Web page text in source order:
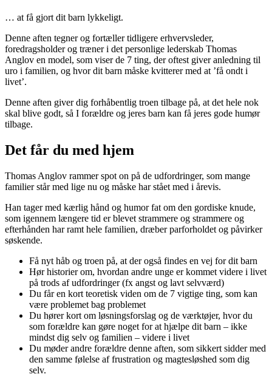
… at få gjort dit barn lykkeligt.
Denne aften tegner og fortæller tidligere erhvervsleder,
foredragsholder og træner i det personlige lederskab Thomas
Anglov en model, som viser de 7 ting, der oftest giver anledning til
uro i familien, og hvor dit barn måske kvitterer med at ’få ondt i
livet’.
Denne aften giver dig forhåbentlig troen tilbage på, at det hele nok
skal blive godt, så I forældre og jeres barn kan få jeres gode humør
tilbage.
Det får du med hjem
Thomas Anglov rammer spot on på de udfordringer, som mange
familier står med lige nu og måske har stået med i årevis.
Han tager med kærlig hånd og humor fat om den gordiske knude,
som igennem længere tid er blevet strammere og strammere og
efterhånden har ramt hele familien, dræber parforholdet og påvirker
søskende.
Få nyt håb og troen på, at der også findes en vej for dit barn
Hør historier om, hvordan andre unge er kommet videre i livet
på trods af udfordringer (fx angst og lavt selvværd)
Du får en kort teoretisk viden om de 7 vigtige ting, som kan
være problemet bag problemet
Du hører kort om løsningsforslag og de værktøjer, hvor du
som forældre kan gøre noget for at hjælpe dit barn – ikke
mindst dig selv og familien – videre i livet
Du møder andre forældre denne aften, som sikkert sidder med
den samme følelse af frustration og magtesløshed som dig
selv.